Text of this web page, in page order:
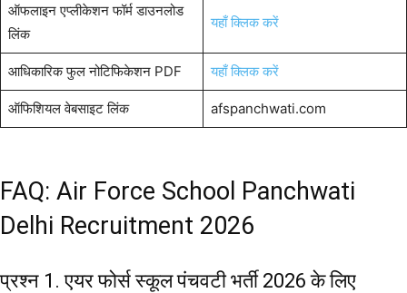
ऑफलाइन एप्लीकेशन फॉर्म डाउनलोड
लिंक
यहाँ क्लिक करें
आधिकारिक फुल नोटिफिकेशन PDF यहाँ क्लिक करें
ऑफिशियल वेबसाइट लिंक afspanchwati.com
FAQ: Air Force School Panchwati
Delhi Recruitment 2026
प्रश्न 1. एयर फोर्स स्कूल पंचवटी भर्ती 2026 के लिए